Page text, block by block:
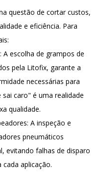
questão de cortar custos,
e eficiência. Para
: A escolha de grampos de
pela Litofix, garante a
necessárias para
caro" é uma realidade
qualidade.
: A inspeção e
pneumáticos
evitando falhas de disparo
aplicação.